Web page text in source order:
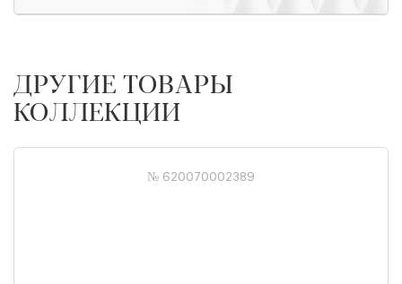
ДРУГИЕ ТОВАРЫ
КОЛЛЕКЦИИ
№ 620070002389